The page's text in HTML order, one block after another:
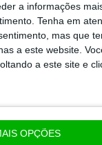
a informações
Tenha em
mas que
a este website.
a este site e
OPÇÕES
Sócrates tem,
uma
socialista.
espécie de